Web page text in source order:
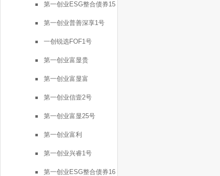
第一创业ESG整合债券15
号
第一创业普善深享1号
一创锐选FOF1号
第一创业富显贵
第一创业富显富
第一创业信壹2号
第一创业富显25号
第一创业富利
第一创业兴睿1号
第一创业ESG整合债券16